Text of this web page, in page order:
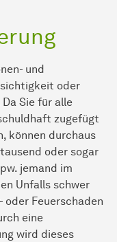
und
oder
Sie für alle
zugefügt
können durchaus
oder sogar
jemand im
Unfalls schwer
oder Feuerschaden
eine
wird dieses